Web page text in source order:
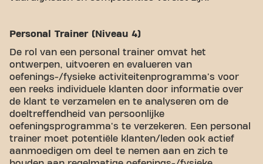
Personal Trainer (Niveau 4)
De rol van een personal trainer omvat het
ontwerpen, uitvoeren en evalueren van
oefenings-/fysieke activiteitenprogramma's voor
een reeks individuele klanten door informatie over
de klant te verzamelen en te analyseren om de
doeltreffendheid van persoonlijke
oefeningsprogramma's te verzekeren. Een personal
trainer moet potentiële klanten/leden ook actief
aanmoedigen om deel te nemen aan en zich te